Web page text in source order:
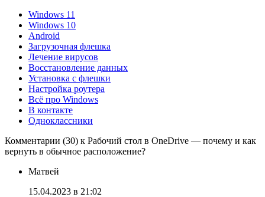
Windows 11
Windows 10
Android
Загрузочная флешка
Лечение вирусов
Восстановление данных
Установка с флешки
Настройка роутера
Всё про Windows
В контакте
Одноклассники
Комментарии (30) к Рабочий стол в OneDrive — почему и как
вернуть в обычное расположение?
Матвей
15.04.2023 в 21:02